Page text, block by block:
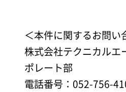
＜本件に関するお問い
株式会社テクニカル
ポレート部
電話番号：052-756-